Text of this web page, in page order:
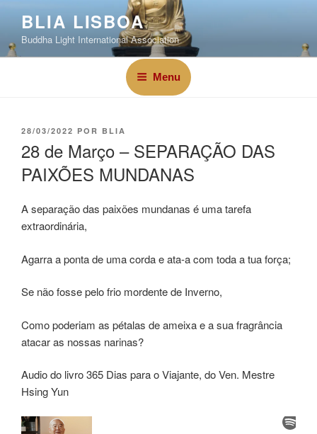
BLIA LISBOA
Buddha Light International Association
Menu
28/03/2022 POR BLIA
28 de Março – SEPARAÇÃO DAS
PAIXÕES MUNDANAS
A separação das paixões mundanas é uma tarefa
extraordinária,
Agarra a ponta de uma corda e ata-a com toda a tua força;
Se não fosse pelo frio mordente de Inverno,
Como poderiam as pétalas de ameixa e a sua fragrância
atacar as nossas narinas?
Audio do livro 365 Dias para o Viajante, do Ven. Mestre
Hsing Yun